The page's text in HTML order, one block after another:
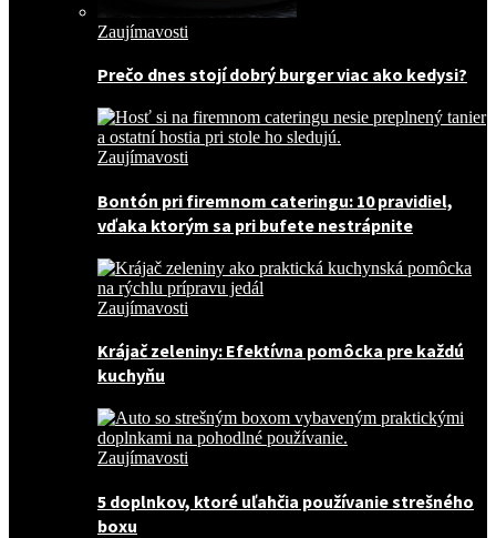
Zaujímavosti
Prečo dnes stojí dobrý burger viac ako kedysi?
Zaujímavosti
Bontón pri firemnom cateringu: 10 pravidiel,
vďaka ktorým sa pri bufete nestrápnite
Zaujímavosti
Krájač zeleniny: Efektívna pomôcka pre každú
kuchyňu
Zaujímavosti
5 doplnkov, ktoré uľahčia používanie strešného
boxu